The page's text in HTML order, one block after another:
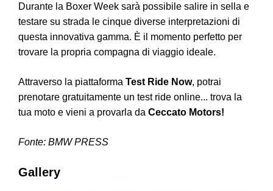
Durante la Boxer Week sarà possibile salire in sella e
testare su strada le cinque diverse interpretazioni di
questa innovativa gamma. È il momento perfetto per
trovare la propria compagna di viaggio ideale.
Attraverso la piattaforma Test Ride Now, potrai
prenotare gratuitamente un test ride online... trova la
tua moto e vieni a provarla da Ceccato Motors!
Fonte: BMW PRESS
Gallery